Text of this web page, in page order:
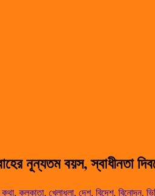
নূন্যতম বয়স, স্বাধীনতা
, কলকাতা, খেলাধুলা, দেশ, বিদেশ, বিনোদন,